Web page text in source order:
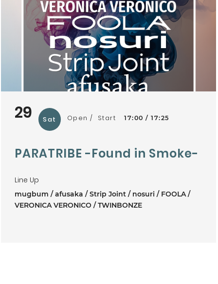
29 Sat Open Start 17:00 17:25
PARATRIBE -Found in Smoke-
Line Up
mugbum afusaka Strip Joint nosuri
FOOLA
VERONICA VERONICO
TWINBONZE